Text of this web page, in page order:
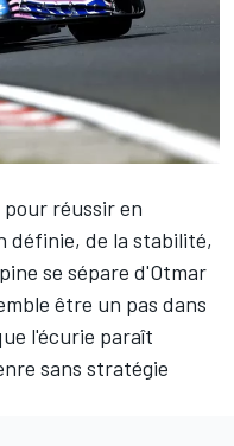
réussir en
définie, de la stabilité,
se sépare d'Otmar
être un pas dans
l'écurie paraît
sans stratégie